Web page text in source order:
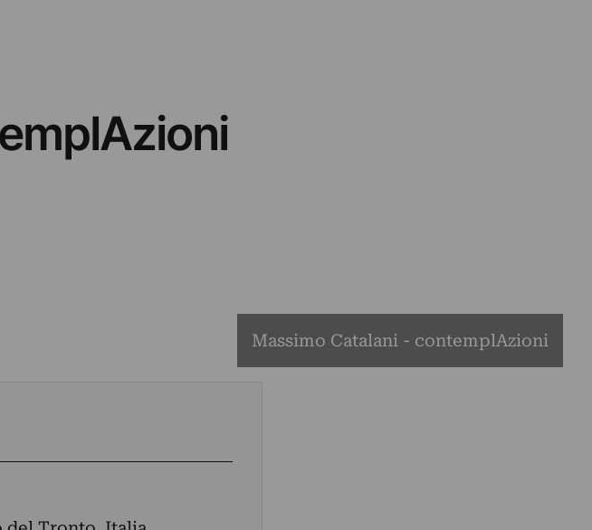
Massimo Catalani - contemplAzioni